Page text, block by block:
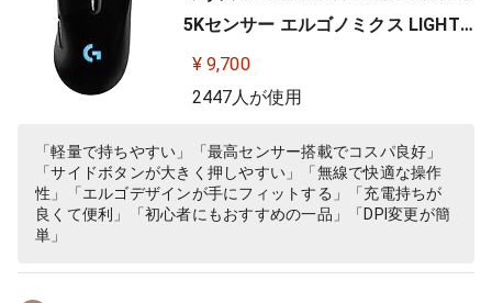
5Kセンサー エルゴノミクス LIGHTS
YNC RGB POWERPLAY 無線 充電 対
応 ゲーミング マウス 充電式 無線 P
内正規品 【 ファイナルファンタジ
ー XIV 推奨モデル 】
¥ 9,700
2447人が使用
「軽量で持ちやすい」「最高センサー搭載でコスパ良好」
「サイドボタンが大きく押しやすい」「無線で快適な操作
性」「エルゴデザインが手にフィットする」「充電持ちが
良くて便利」「初心者にもおすすめの一品」「DPI変更が簡
単」